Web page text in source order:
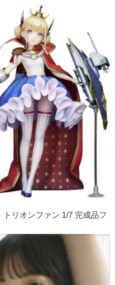
リオンファン 1/7 完成品フ